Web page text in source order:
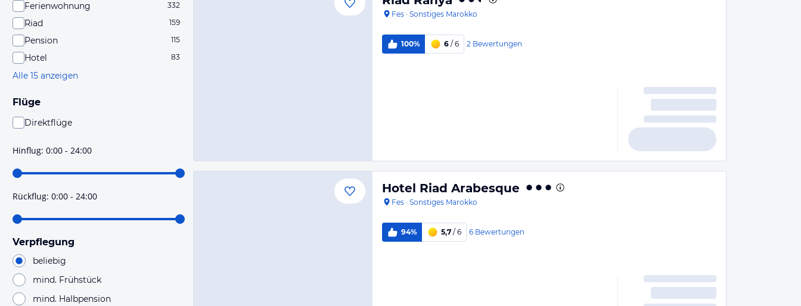
Ferienwohnung 332
Riad 159
Pension 115
Hotel 83
Alle 15 anzeigen
Flüge
Direktflüge
hoher Wahrscheinlichkeit Direktflüge sind. Bitte
prüfe vor der Buchung noch einmal die Flugdetails.
Hinflug: 0:00 - 24:00
Rückflug: 0:00 - 24:00
Verpflegung
beliebig
mind. Frühstück
mind. Halbpension
Fes · Sonstiges Marokko
100% 6 / 6 2 Bewertungen
Hotel Riad Arabesque
Fes · Sonstiges Marokko
94% 5,7 / 6 6 Bewertungen